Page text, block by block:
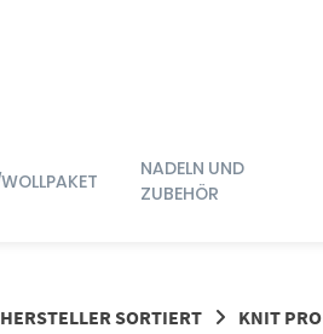
NADELN UND
ZUBEHÖR
SORTIERT KNIT PRO